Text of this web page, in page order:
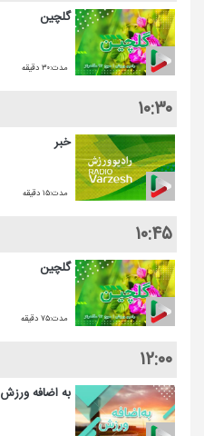
گلچین
مدت:۳۰ دقیقه
۱۰:۳۰
خبر
مدت:۱۵ دقیقه
۱۰:۴۵
گلچین
مدت:۷۵ دقیقه
۱۲:۰۰
به اضافه ورزش